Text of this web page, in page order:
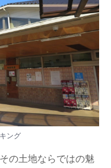
ング
の土地ならではの魅